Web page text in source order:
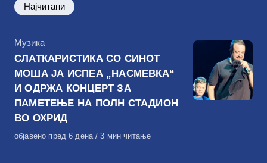
Најчитани
КАтегорија
Музика
СЛАТКАРИСТИКА СО СИНОТ
МОША ЈА ИСПЕА „НАСМЕВКА“
И ОДРЖА КОНЦЕРТ ЗА
ПАМЕТЕЊЕ НА ПОЛН СТАДИОН
ВО ОХРИД
Објавено
објавено пред 6 дена 3 мин читање